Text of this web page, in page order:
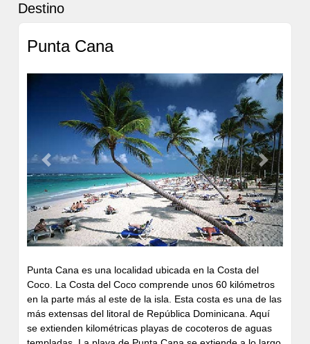
Destino
Punta Cana
Previous Next
Punta Cana es una localidad ubicada en la Costa del
Coco. La Costa del Coco comprende unos 60 kilómetros
en la parte más al este de la isla. Esta costa es una de las
más extensas del litoral de República Dominicana. Aquí
se extienden kilométricas playas de cocoteros de aguas